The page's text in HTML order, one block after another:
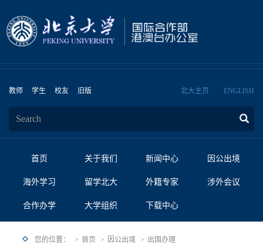
教师 学生 校友 旧版 北大主页 ENGLISH
首页 关于我们 新闻中心 因公出境
海外学习 留学北大 外籍专家 涉外会议
合作办学 大学组织 下载中心
您的位置： 首页 因公出境 出国办理